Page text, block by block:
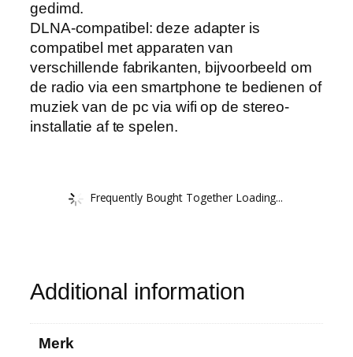
gedimd.
DLNA-compatibel: deze adapter is
compatibel met apparaten van
verschillende fabrikanten, bijvoorbeeld om
de radio via een smartphone te bedienen of
muziek van de pc via wifi op de stereo-
installatie af te spelen.
Frequently Bought Together Loading...
Additional information
Merk